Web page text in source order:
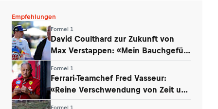
Empfehlungen
Formel 1
David Coulthard zur Zukunft von
Max Verstappen: «Mein Bauchgefühl
Formel 1
Ferrari-Teamchef Fred Vasseur:
«Reine Verschwendung von Zeit und
Formel 1